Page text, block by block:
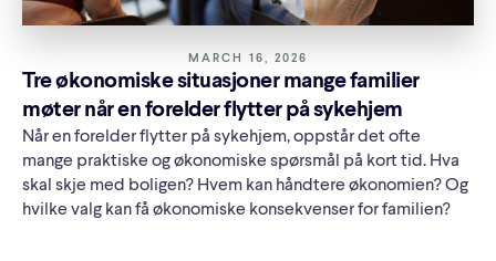
MARCH 16, 2026
Tre økonomiske situasjoner mange familier
møter når en forelder flytter på sykehjem
Når en forelder flytter på sykehjem, oppstår det ofte
mange praktiske og økonomiske spørsmål på kort tid. Hva
skal skje med boligen? Hvem kan håndtere økonomien? Og
hvilke valg kan få økonomiske konsekvenser for familien?